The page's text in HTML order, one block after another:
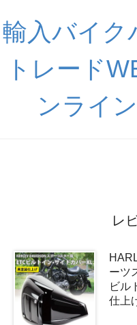
輸入バイク
トレード
ンライ
レ
ーツ
ビル
仕上